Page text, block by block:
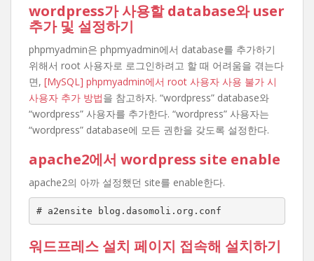
wordpress가 사용할 database와 user
추가 및 설정하기
phpmyadmin은 phpmyadmin에서 database를 추가하기
위해서 root 사용자로 로그인하려고 할 때 어려움을 겪는다
면, [MySQL] phpmyadmin에서 root 사용자 사용 불가 시
사용자 추가 방법을 참고하자. “wordpress” database와
“wordpress” 사용자를 추가한다. “wordpress” 사용자는
“wordpress” database에 모든 권한을 갖도록 설정한다.
apache2에서 wordpress site enable
apache2의 아까 설정했던 site를 enable한다.
# a2ensite blog.dasomoli.org.conf
워드프레스 설치 페이지 접속해 설치하기